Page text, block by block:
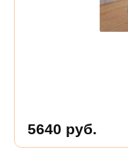
5640 руб.